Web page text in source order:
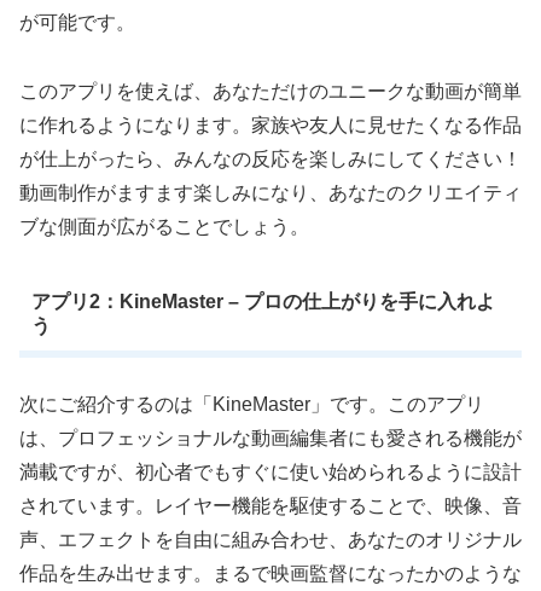
が可能です。
このアプリを使えば、あなただけのユニークな動画が簡単
に作れるようになります。家族や友人に見せたくなる作品
が仕上がったら、みんなの反応を楽しみにしてください！
動画制作がますます楽しみになり、あなたのクリエイティ
ブな側面が広がることでしょう。
アプリ2：KineMaster – プロの仕上がりを手に入れよ
う
次にご紹介するのは「KineMaster」です。このアプリ
は、プロフェッショナルな動画編集者にも愛される機能が
満載ですが、初心者でもすぐに使い始められるように設計
されています。レイヤー機能を駆使することで、映像、音
声、エフェクトを自由に組み合わせ、あなたのオリジナル
作品を生み出せます。まるで映画監督になったかのような